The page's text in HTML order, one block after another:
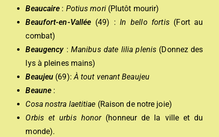
Beaucaire : Potius mori(Plutôt mourir)
Beaufort-en-Vallée (49) :In bello fortis(Fort au
combat)
Beaugency : Manibus date lilia plenis (Donnez des
lys à pleines mains)
Beaujeu (69):À tout venant Beaujeu
Beaune :
Cosa nostra laetitiae (Raison de notre joie)
Orbis et urbis honor(honneur de la ville et du
monde).